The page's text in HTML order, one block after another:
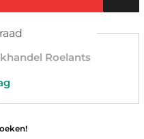
Roelants